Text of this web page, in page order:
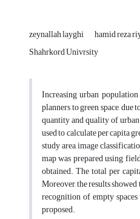
zeynallah layghi hamid reza
Shahrkord Univrsity
Increasing urban
planners to green space,
quantity and quality of
used to calculate per capita
study area, image
map was prepared using
obtained. The total per
Moreover, the results
recognition of empty
proposed.